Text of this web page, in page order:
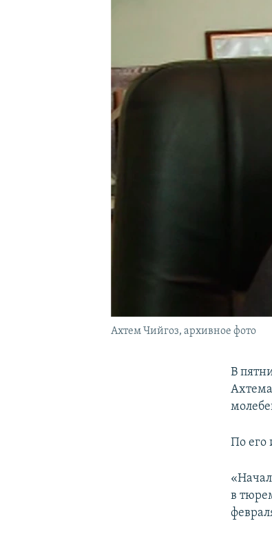
УКРАИНСКАЯ ПРОБЛЕМА КРЫМА
Ахтем Чийгоз, архивное фото
В
По его
в